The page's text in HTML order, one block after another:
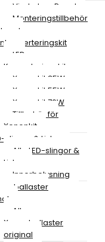
Vindruta – Panel
Monteringstillbehör
och
LED
Konverteringskit
Xenonkit 35W
Xenonkit 55W
Xenonkit 70W
Tillbehör för
Xenonkit
slingor & Lister
Alla LED-slingor &
Lister
Innerbelysning
Alla
Xenonballaster
original